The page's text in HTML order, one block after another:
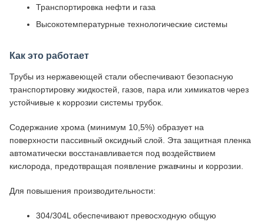
Транспортировка нефти и газа
Высокотемпературные технологические системы
Как это работает
Трубы из нержавеющей стали обеспечивают безопасную
транспортировку жидкостей, газов, пара или химикатов через
устойчивые к коррозии системы трубок.
Содержание хрома (минимум 10,5%) образует на
поверхности пассивный оксидный слой. Эта защитная пленка
автоматически восстанавливается под воздействием
кислорода, предотвращая появление ржавчины и коррозии.
Для повышения производительности:
304/304L обеспечивают превосходную общую